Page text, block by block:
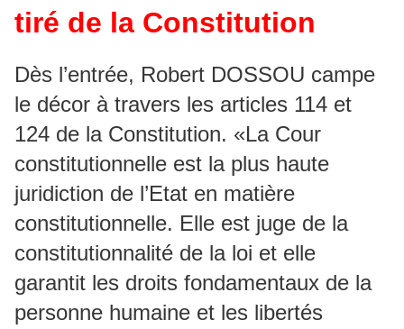
tiré de la Constitution
Dès l’entrée, Robert DOSSOU campe
le décor à travers les articles 114 et
124 de la Constitution. «La Cour
constitutionnelle est la plus haute
juridiction de l’Etat en matière
constitutionnelle. Elle est juge de la
constitutionnalité de la loi et elle
garantit les droits fondamentaux de la
personne humaine et les libertés